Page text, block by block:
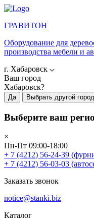
ГРАВИТОН
Оборудование для
производства мебели и
г. Хабаровск
Ваш город
Хабаровск?
Да Выбрать другой город
Выберите ваш
×
Пн-Пт 09:00-18:00
+ 7 (4212) 56-24-39
+ 7 (4212) 56-03-03
Заказать звонок
notice@stanki.biz
Каталог